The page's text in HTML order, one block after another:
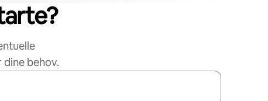
behov.